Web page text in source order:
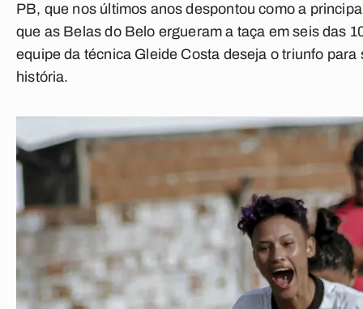
PB, que nos últimos anos despontou como a
que as Belas do Belo ergueram a taça em seis das
equipe da técnica Gleide Costa deseja o triunfo
história.